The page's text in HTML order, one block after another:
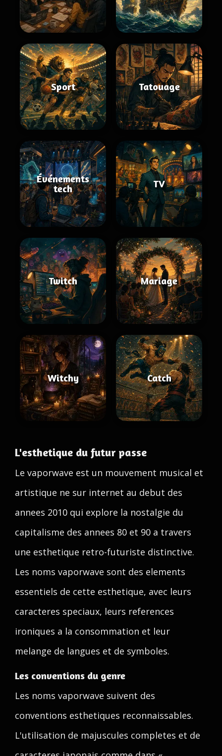
Sport Tatouage
Événements
tech
TV
Twitch Mariage
Witchy Catch
L'esthetique du futur passe
Le vaporwave est un mouvement musical et
artistique ne sur internet au debut des
annees 2010 qui explore la nostalgie du
capitalisme des annees 80 et 90 a travers
une esthetique retro-futuriste distinctive.
Les noms vaporwave sont des elements
essentiels de cette esthetique, avec leurs
caracteres speciaux, leurs references
ironiques a la consommation et leur
melange de langues et de symboles.
Les conventions du genre
Les noms vaporwave suivent des
conventions esthetiques reconnaissables.
L'utilisation de majuscules completes et de